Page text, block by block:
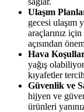
Ulaşım
gecesi ulaşım
araçlarınız
açısından
Hava
yağış
kıyafetler
Güvenlik ve
hijyen ve
ürünleri